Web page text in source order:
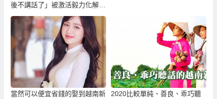
後不講話了」被激活毅力化解外
籍歧視！
當然可以便宜省錢的娶到越南新
2020比較單純、善良、乖巧聽